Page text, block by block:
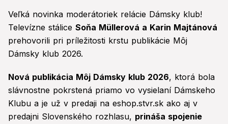
Veľká novinka moderátoriek relácie Dámsky klub!
Televízne stálice Soňa Müllerová a Karin Majtánová
prehovorili pri príležitosti krstu publikácie Môj
Dámsky klub 2026.
Nová publikácia Môj Dámsky klub 2026, ktorá bola
slávnostne pokrstená priamo vo vysielaní Dámskeho
Klubu a je už v predaji na eshop.stvr.sk ako aj v
predajni Slovenského rozhlasu, prináša spojenie